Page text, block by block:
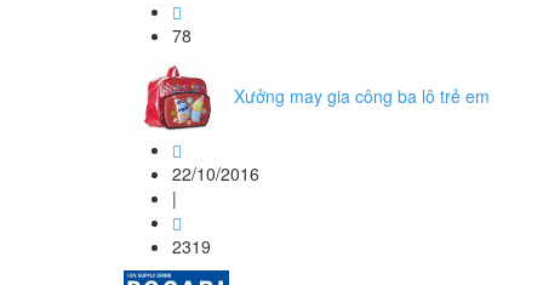
78
Xưởng may gia công ba lô trẻ em
22/10/2016
|
2319